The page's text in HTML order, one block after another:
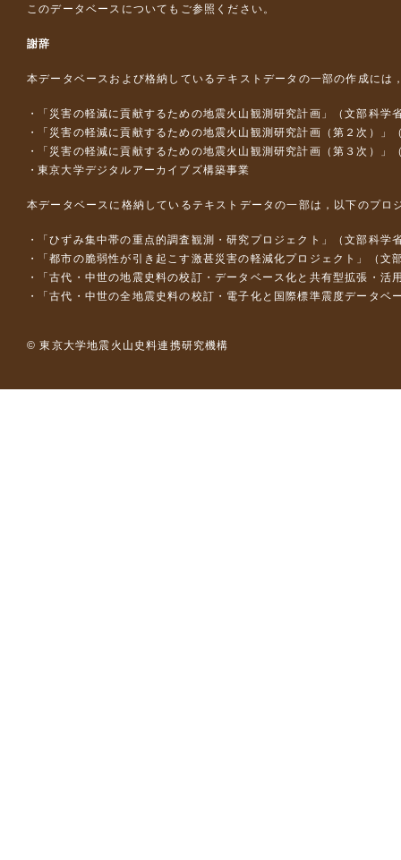
このデータベースについて もご参照ください。
謝辞
本データベースおよび格納しているテキストデータの一部の作成には
「災害の軽減に貢献するための地震火山観測研究計画」（文部科学
「災害の軽減に貢献するための地震火山観測研究計画（第２次）」
「災害の軽減に貢献するための地震火山観測研究計画（第３次）」
東京大学デジタルアーカイブズ構築事業
本データベースに格納しているテキストデータの一部は，以下のプロ
「ひずみ集中帯の重点的調査観測・研究プロジェクト」（文部科
「都市の脆弱性が引き起こす激甚災害の軽減化プロジェクト」（
「古代・中世の地震史料の校訂・データベース化と共有型拡張・
「古代・中世の全地震史料の校訂・電子化と国際標準震度データ
© 東京大学地震火山史料連携研究機構